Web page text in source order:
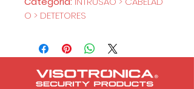
O > DETETORES